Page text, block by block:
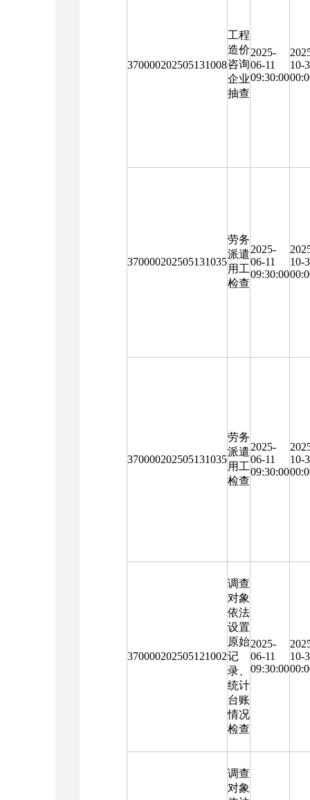
370000202505131008
工程
造价
咨询
企业
抽查
2025-
06-11
09:30:00
10-
370000202505131035
劳务
派遣
用工
检查
2025-
06-11
09:30:00
10-
370000202505131035
劳务
派遣
用工
检查
2025-
06-11
09:30:00
10-
370000202505121002
调查
对象
依法
设置
原始
记
录、
统计
台账
情况
检查
2025-
06-11
09:30:00
10-
调查
对象